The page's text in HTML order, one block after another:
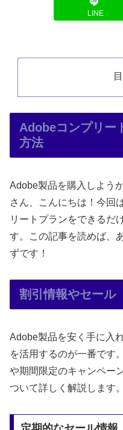
LINE
Adobeコンプリー
方法
Adobe製品を購入しよう
さん、こんにちは！今回
リートプランをできるだ
す。この記事を読めば、
ずです！
割引情報やセール
Adobe製品を安く手に入
を活用するのが一番です
や期間限定のキャンペー
ついて詳しく解説します。